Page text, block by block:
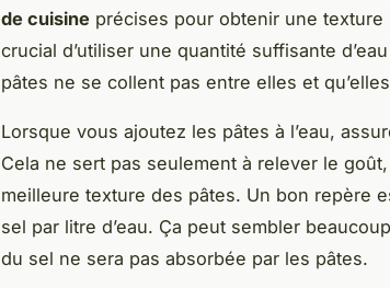
de cuisine précises pour obtenir une
crucial d’utiliser une quantité suffisante
pâtes ne se collent pas entre elles et
Lorsque vous ajoutez les pâtes à l’eau,
Cela ne sert pas seulement à relever le
meilleure texture des pâtes. Un bon repère
sel par litre d’eau. Ça peut sembler
du sel ne sera pas absorbée par les pâtes.